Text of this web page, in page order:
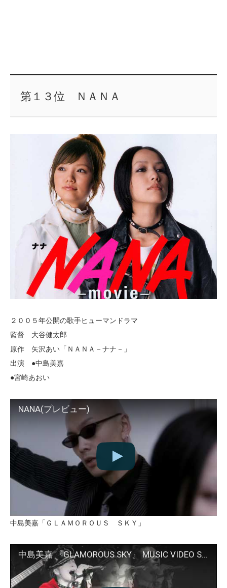
第１３位 ＮＡＮＡ
２００５年公開の歌手ヒューマンドラマ
監督 大谷健太郎
原作 矢沢あい「ＮＡＮＡ－ナナ－」
出演 ●中島美嘉
●宮崎あおい
NANA(プレビュー)
中島美嘉「ＧＬＡＭＯＲＯＵＳ ＳＫＹ」
中島美嘉 『GLAMOROUS SKY』 MUSIC VIDEO Shorts ver.